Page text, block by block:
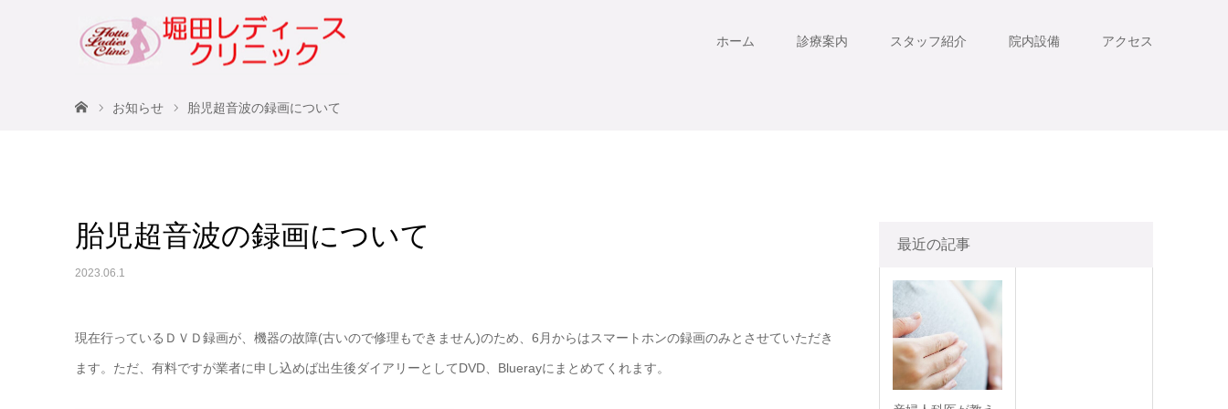
ホーム 診療案内 スタッフ紹介 院内設備 アクセス
お知らせ 胎児超音波の録画について
胎児超音波の録画について
2023.06.1
現在行っているＤＶＤ録画が、機器の故障(古いので修理もできません)のため、6月からはスマートホンの録画のみとさせていただき
ます。ただ、有料ですが業者に申し込めば出生後ダイアリーとしてDVD、Bluerayにまとめてくれます。
最近の記事